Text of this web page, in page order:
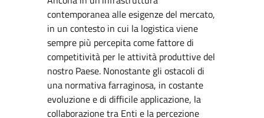
contemporanea alle esigenze del mercato,
in un contesto in cui la logistica viene
sempre più percepita come fattore di
competitività per le attività produttive del
nostro Paese. Nonostante gli ostacoli di
una normativa farraginosa, in costante
evoluzione e di difficile applicazione, la
collaborazione tra Enti e la percezione